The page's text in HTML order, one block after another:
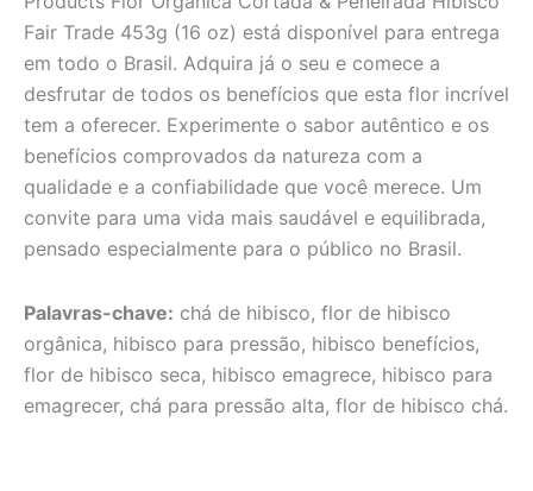
Fair Trade 453g (16 oz) está disponível para entrega
em todo o Brasil. Adquira já o seu e comece a
desfrutar de todos os benefícios que esta flor incrível
tem a oferecer. Experimente o sabor autêntico e os
benefícios comprovados da natureza com a
qualidade e a confiabilidade que você merece. Um
convite para uma vida mais saudável e equilibrada,
pensado especialmente para o público no Brasil.
Palavras-chave: chá de hibisco, flor de hibisco
orgânica, hibisco para pressão, hibisco benefícios,
flor de hibisco seca, hibisco emagrece, hibisco para
emagrecer, chá para pressão alta, flor de hibisco chá.